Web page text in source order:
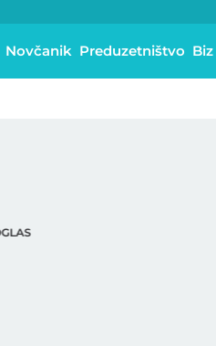
Novčanik Preduzetništvo